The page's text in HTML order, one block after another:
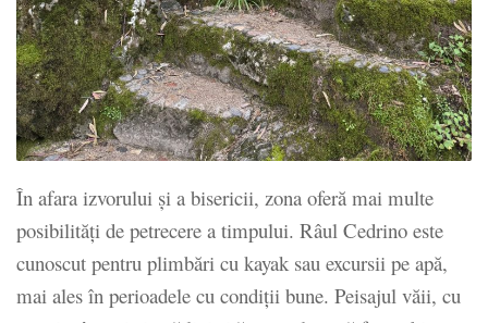
În afara izvorului și a bisericii, zona oferă mai multe
posibilități de petrecere a timpului. Râul Cedrino este
cunoscut pentru plimbări cu kayak sau excursii pe apă,
mai ales în perioadele cu condiții bune. Peisajul văii, cu